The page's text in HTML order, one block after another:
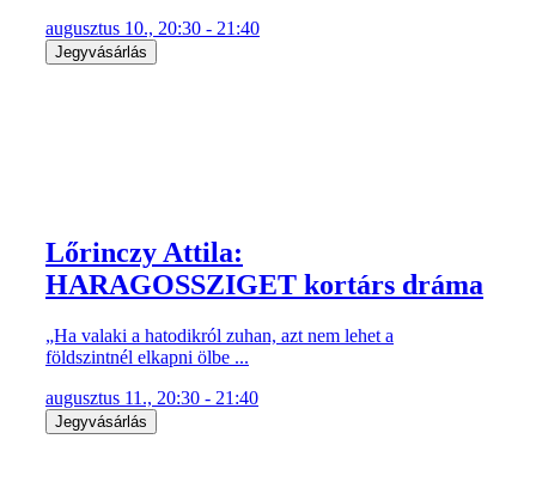
augusztus 10., 20:30 - 21:40
Jegyvásárlás
Lőrinczy Attila:
HARAGOSSZIGET kortárs dráma
„Ha valaki a hatodikról zuhan, azt nem lehet a
földszintnél elkapni ölbe ...
augusztus 11., 20:30 - 21:40
Jegyvásárlás